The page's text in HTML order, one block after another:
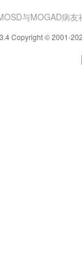
与MOGAD病友
Copyright © 2001-